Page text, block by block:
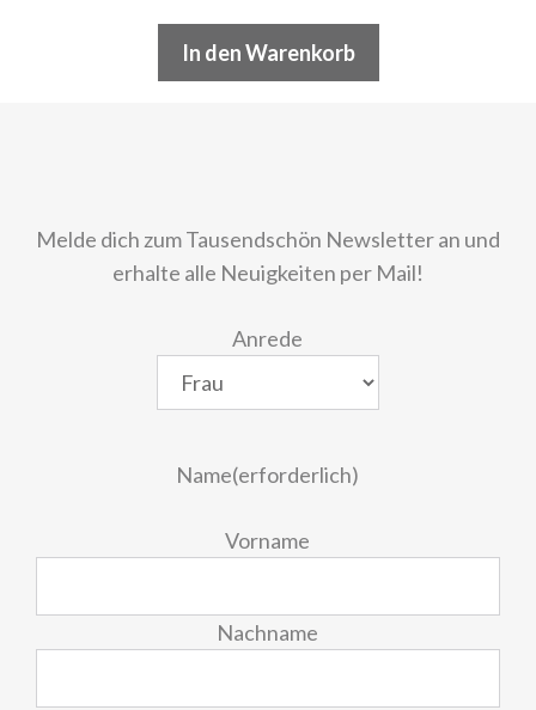
In den Warenkorb
Melde dich zum Tausendschön Newsletter an und
erhalte alle Neuigkeiten per Mail!
Anrede
Name(erforderlich)
Vorname
Nachname